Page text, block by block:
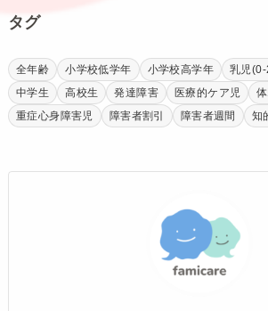
タグ
全年齢 小学校低学年 小学校高学年 乳児
中学生
高校生 発達障害 医療的ケア児
重症心身障害児
障害者割引 障害者週間 知